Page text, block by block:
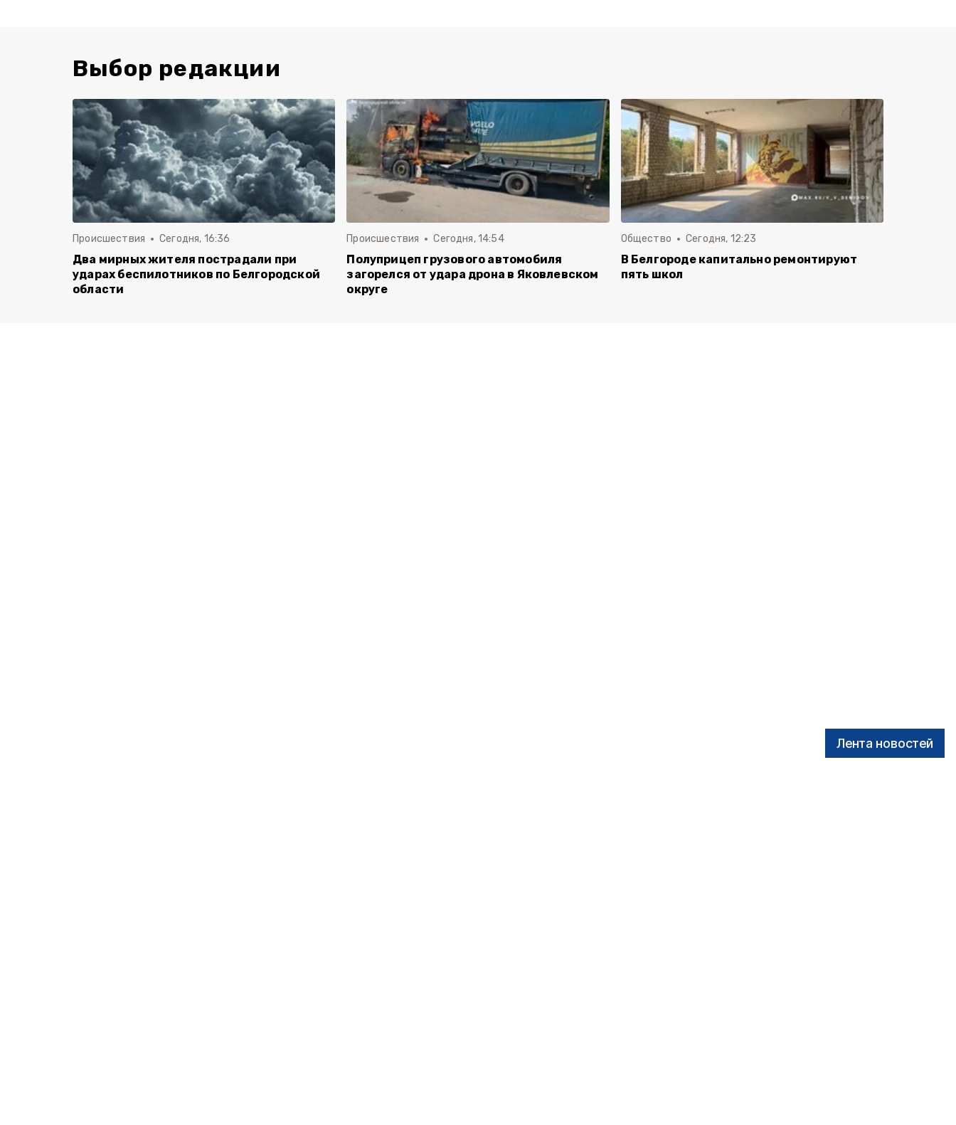
Лента новостей
Выбор редакции
Происшествия Сегодня, 16:36
Два мирных жителя пострадали при
ударах беспилотников по Белгородской
области
Происшествия Сегодня, 14:54
Полуприцеп грузового автомобиля
загорелся от удара дрона в Яковлевском
округе
Общество Сегодня, 12:23
В Белгороде капитально ремонтируют
пять школ